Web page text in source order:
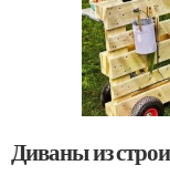
Диваны из